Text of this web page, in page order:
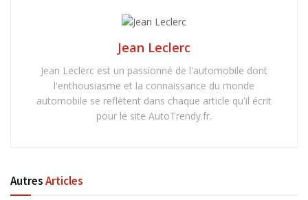
Jean Leclerc
Jean Leclerc est un passionné de l'automobile dont
l'enthousiasme et la connaissance du monde
automobile se reflètent dans chaque article qu'il écrit
pour le site AutoTrendy.fr.
AutresArticles